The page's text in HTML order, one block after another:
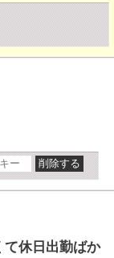
て休日出勤ばか